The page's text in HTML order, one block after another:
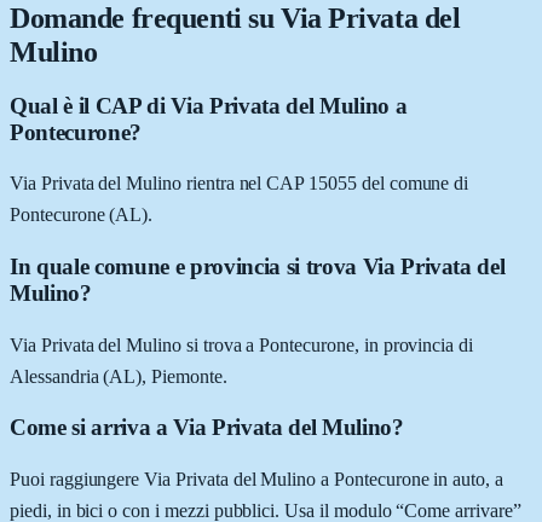
Domande frequenti su Via Privata del
Mulino
Qual è il CAP di Via Privata del Mulino a
Pontecurone?
Via Privata del Mulino rientra nel CAP 15055 del comune di
Pontecurone (AL).
In quale comune e provincia si trova Via Privata del
Mulino?
Via Privata del Mulino si trova a Pontecurone, in provincia di
Alessandria (AL), Piemonte.
Come si arriva a Via Privata del Mulino?
Puoi raggiungere Via Privata del Mulino a Pontecurone in auto, a
piedi, in bici o con i mezzi pubblici. Usa il modulo “Come arrivare”